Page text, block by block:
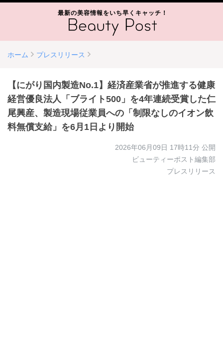
最新の美容情報をいち早くキャッチ！
ホーム プレスリリース
【にがり国内製造No.1】経済産業省が推進する健康
経営優良法人「ブライト500」を4年連続受賞した仁
尾興産、製造現場従業員への「制限なしのイオン飲
料無償支給」を6月1日より開始
2026年06月09日 17時11分 公開
ビューティーポスト編集部
プレスリリース